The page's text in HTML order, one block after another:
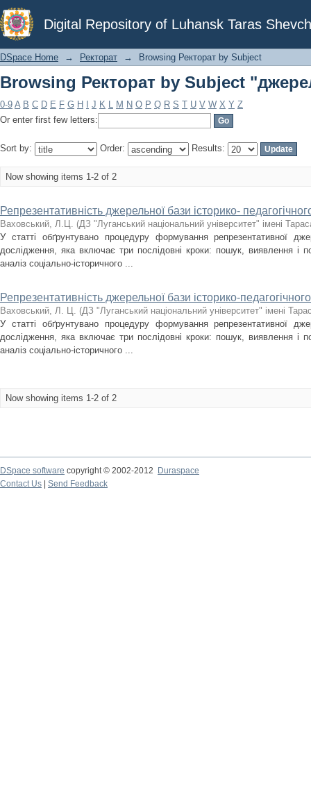
Digital Repository of Luhansk Taras
Browsing Ректорат by Subject
DSpace Home → Ректорат → Browsing Ректорат by Subject
Browsing Ректорат by Subject
0-9 A B C D E F G H J K L M N O P Q R S T U V W X Y Z
Or enter first few letters:
Sort by: Order: Results:
Now showing items 1-2 of 2
Репрезентативність джерельної бази історико-
Ваховський, Л.Ц. (ДЗ "Луганський національний університет" імені
У статті обґрунтувано процедуру формування репрезентативної
дослідження, яка включає три послідовні кроки: пошук, виявлення і
аналіз соціально-історичного ...
Репрезентативність джерельної бази історико-
Ваховський, Л. Ц. (ДЗ "Луганський національний університет" імені
У статті обґрунтувано процедуру формування репрезентативної
дослідження, яка включає три послідовні кроки: пошук, виявлення і
аналіз соціально-історичного ...
Now showing items 1-2 of 2
DSpace software copyright © 2002-2012
Duraspace
Contact Us
Send Feedback